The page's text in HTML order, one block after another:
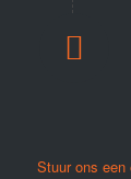
Stuur ons